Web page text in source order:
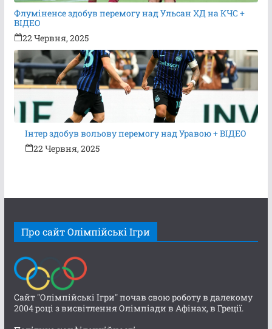
Флуміненсе здобув перемогу над Ульсан ХД на КЧС +
ВІДЕО
22 Червня, 2025
Інтер здобув вольову перемогу над Уравою + ВІДЕО
22 Червня, 2025
Про сайт Олімпійські Ігри
Сайт "Олімпійські Ігри" почав свою роботу в далекому
2004 році з висвітлення Олімпіади в Афінах, в Греції.